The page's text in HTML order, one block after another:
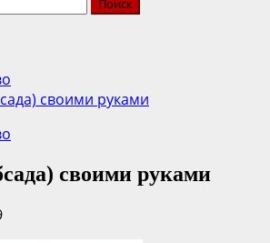
своими руками
своими руками